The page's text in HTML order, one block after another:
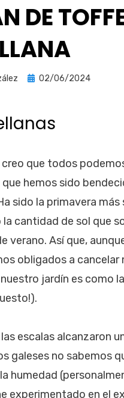
DE
Publicada
02/06/2024
creo que todos
hemos sido
sido la primavera más
la cantidad de sol que
verano. Así que,
obligados a cancelar
jardín es como
escalas alcanzaron
galeses no sabemos
humedad
experimentado en el